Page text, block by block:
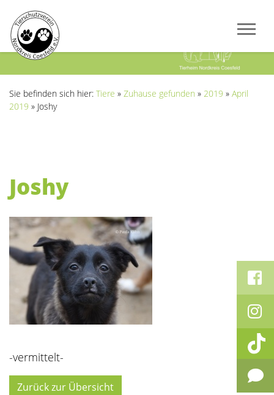
Sie befinden sich hier: Tiere » Zuhause gefunden » 2019 » April
2019 » Joshy
Joshy
-vermittelt-
Zurück zur Übersicht